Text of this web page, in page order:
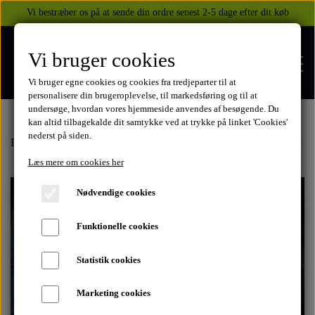
Vi bestræber os på at sende din ordre senest 2-5 dage efter dit køb
WEBSHOP
HELITE AIRBAGS
MEKANISKE VESTE
TUZO TØJ OG HANDSKER
YAMAHA
XJ 600 DIVERSION 1986 - 2002
SUZUKI
OM OS
Forside Honda CB750 1969-2003
Vi bruger cookies
Vi bruger egne cookies og cookies fra tredjeparter til at
personalisere din brugeroplevelse, til markedsføring og til at
undersøge, hvordan vores hjemmeside anvendes af besøgende. Du
kan altid tilbagekalde dit samtykke ved at trykke på linket 'Cookies'
nederst på siden.
Læs mere om cookies her
Nødvendige cookies
Funktionelle cookies
Statistik cookies
Marketing cookies